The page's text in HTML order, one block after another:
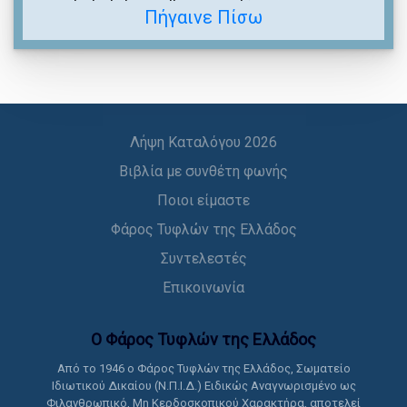
Πήγαινε Πίσω
Λήψη Καταλόγου 2026
Βιβλία με συνθέτη φωνής
Ποιοι είμαστε
Φάρος Τυφλών της Ελλάδος
Συντελεστές
Επικοινωνία
Ο Φάρος Τυφλών της Ελλάδoς
Από το 1946 ο Φάρος Τυφλών της Ελλάδος, Σωματείο
Ιδιωτικού Δικαίου (Ν.Π.Ι.Δ.) Ειδικώς Αναγνωρισμένο ως
Φιλανθρωπικό, Μη Κερδοσκοπικού Χαρακτήρα, αποτελεί